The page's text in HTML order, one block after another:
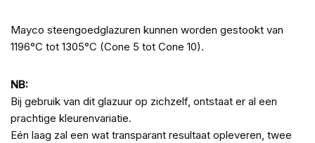
Mayco steengoedglazuren kunnen worden gestookt van
1196°C tot 1305°C (Cone 5 tot Cone 10).
NB:
Bij gebruik van dit glazuur op zichzelf, ontstaat er al een
prachtige kleurenvariatie.
Eén laag zal een wat transparant resultaat opleveren, twee